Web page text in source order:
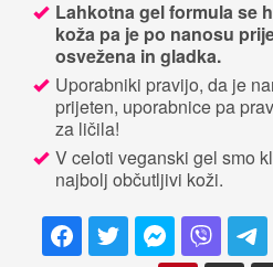
Lahkotna gel formula se
koža pa je po nanosu
osvežena in gladka.
Uporabniki pravijo, da je
prijeten, uporabnice pa
za ličila!
V celoti veganski gel smo
najbolj občutljivi koži.